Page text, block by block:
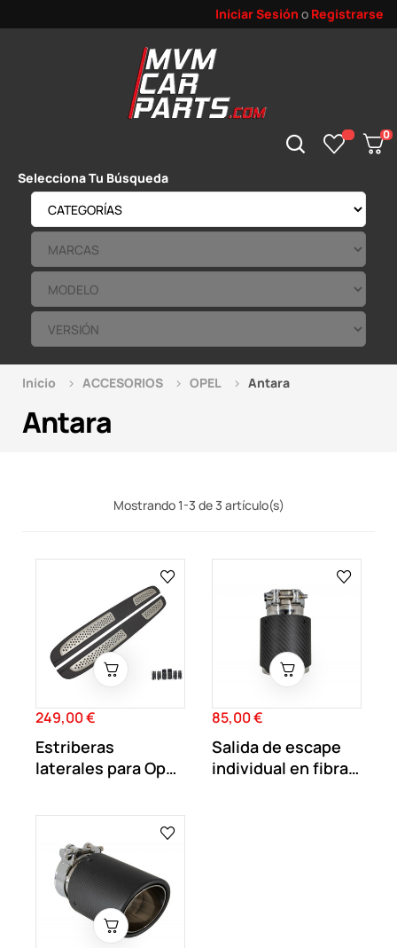
Iniciar Sesión o Registrarse
0
Selecciona Tu Búsqueda
Antara
Inicio ACCESORIOS OPEL Antara
Mostrando 1-3 de 3 artículo(s)
Precio
249,00 €
Estriberas
laterales para Opel
Precio
85,00 €
Salida de escape
individual en fibra